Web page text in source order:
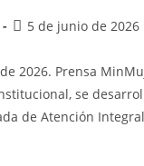
5 de junio de 2026
2026. Prensa
se
de Atención